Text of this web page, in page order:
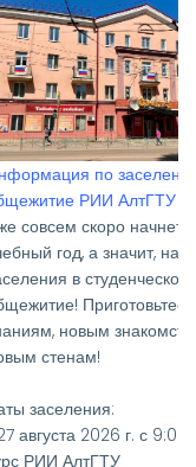
дипломов